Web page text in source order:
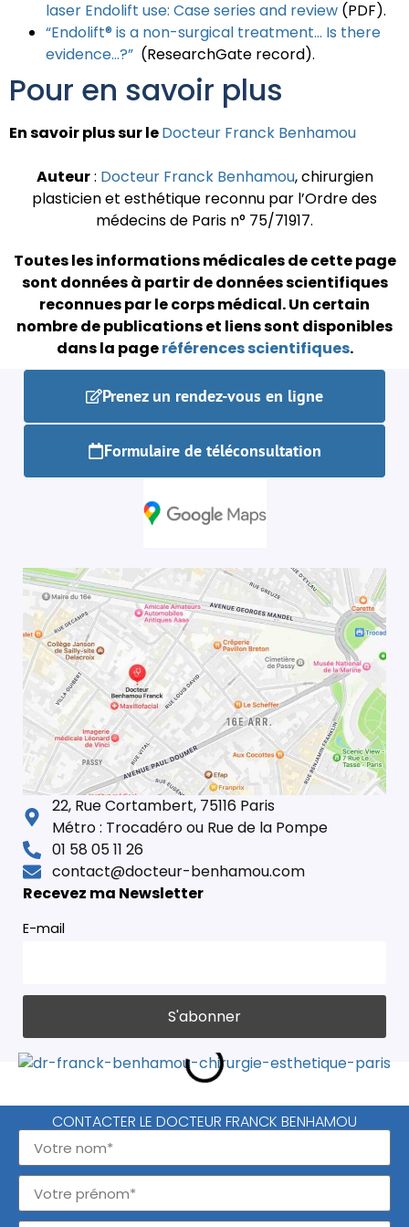
laser Endolift use: Case series and review (PDF).
“Endolift® is a non-surgical treatment… Is there
evidence…?” (ResearchGate record).
Pour en savoir plus
En savoir plus sur leDocteur Franck Benhamou
Auteur: Docteur Franck Benhamou, chirurgien
plasticien et esthétique reconnu par l’Ordre des
médecins de Paris n° 75/71917.
Toutes les informations médicales de cette page
sont données à partir de données scientifiques
reconnues par le corps médical.Un certain
nombre de publications et liens sont disponibles
dans la pageréférences scientifiques.
Prenez un rendez-vous en ligne
Formulaire de téléconsultation
22, Rue Cortambert, 75116 Paris
Métro : Trocadéro ou Rue de la Pompe
01 58 05 11 26
contact@docteur-benhamou.com
Recevez ma Newsletter
E-mail
CONTACTER LE DOCTEUR FRANCK BENHAMOU